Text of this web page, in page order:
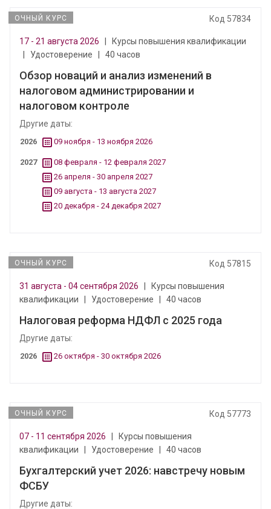
ОЧНЫЙ КУРС Код 57834
17 - 21 августа 2026
Курсы повышения квалификации
Удостоверение 40 часов
Обзор новаций и анализ изменений в
налоговом администрировании и
налоговом контроле
Другие даты:
2026 09 ноября - 13 ноября 2026
2027
08 февраля - 12 февраля 2027
26 апреля - 30 апреля 2027
09 августа - 13 августа 2027
20 декабря - 24 декабря 2027
ОЧНЫЙ КУРС Код 57815
31 августа - 04 сентября 2026
Курсы повышения
квалификации
Удостоверение 40 часов
Налоговая реформа НДФЛ с 2025 года
Другие даты:
2026 26 октября - 30 октября 2026
ОЧНЫЙ КУРС Код 57773
07 - 11 сентября 2026
Курсы повышения
квалификации
Удостоверение 40 часов
Бухгалтерский учет 2026: навстречу новым
ФСБУ
Другие даты: